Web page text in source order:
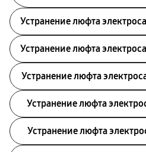
Устранение люфта
Устранение люфта
Устранение люфта
Устранение люфта
Устранение люфта